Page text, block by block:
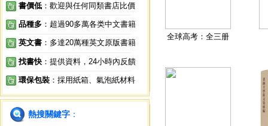
書價低 ：歡迎與任何同類書店比價
品種多 ：超過90多萬各类中文書籍
英文書 ：多達20萬種英文原版書籍
找書快 ：提供資料，24小時內反饋
環保包裝 ：採用紙箱、氣泡紙材料
熱搜關鍵字 ：
全球高考：全三册